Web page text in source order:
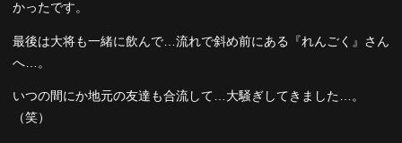
かったです。
最後は大将も一緒に飲んで…流れで斜め前にある『れんごく』さん
へ…。
いつの間にか地元の友達も合流して…大騒ぎしてきました…。
（笑）